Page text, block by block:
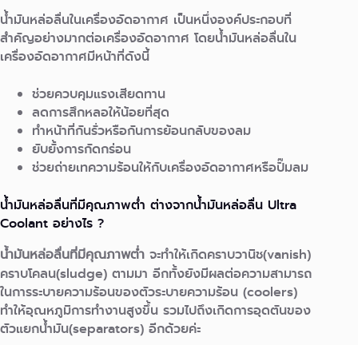
น้ำมันหล่อลื่นในเครื่องอัดอากาศ เป็นหนึ่งองค์ประกอบที่
สำคัญอย่างมากต่อเครื่องอัดอากาศ โดยน้ำมันหล่อลื่นใน
เครื่องอัดอากาศมีหน้าที่ดังนี้
ช่วยควบคุมแรงเสียดทาน
ลดการสึกหลอให้น้อยที่สุด
ทำหน้าที่กันรั่วหรือกันการย้อนกลับของลม
ยับยั้งการกัดกร่อน
ช่วยถ่ายเทความร้อนให้กับเครื่องอัดอากาศหรือปั๊มลม
น้ำมันหล่อลื่นที่มีคุณภาพต่ำ ต่างจากน้ำมันหล่อลื่น Ultra
Coolant อย่างไร ?
น้ำมันหล่อลื่นที่มีคุณภาพต่ำ จะทำให้เกิดคราบวานิช(vanish)
คราบโคลน(sludge) ตามมา อีกทั้งยังมีผลต่อความสามารถ
ในการระบายความร้อนของตัวระบายความร้อน (coolers)
ทำให้อุณหภูมิการทำงานสูงขึ้น รวมไปถึงเกิดการอุดตันของ
ตัวแยกน้ำมัน(separators) อีกด้วยค่ะ